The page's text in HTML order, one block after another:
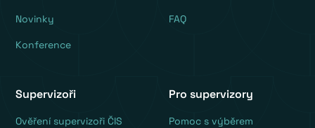
Novinky
Konference
FAQ
Supervizoři
Ověření supervizoři ČIS
Pro supervizory
Pomoc s výběrem